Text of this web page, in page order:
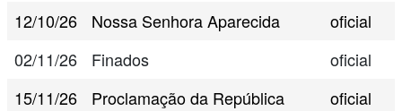
12/10/26
Nossa Senhora Aparecida
oficial
02/11/26
Finados
oficial
15/11/26
Proclamação da República
oficial